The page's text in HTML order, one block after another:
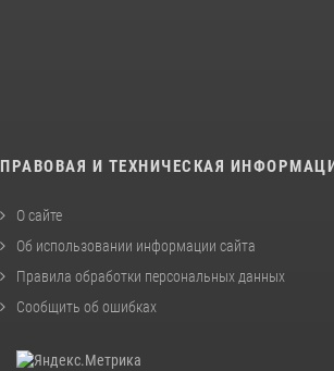
ПРАВОВАЯ И ТЕХНИЧЕСКАЯ
О сайте
Об использовании информации сайта
Правила обработки персональных данных
Сообщить об ошибках